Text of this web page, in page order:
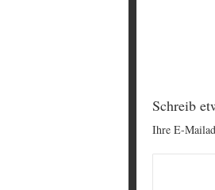
Schreib
Ihre E-